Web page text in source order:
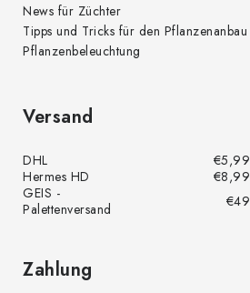
News für Züchter
Tipps und Tricks für den Pflanzenanbau
Pflanzenbeleuchtung
Versand
DHL
€5,99
Hermes HD
€8,99
GEIS -
Palettenversand
€49
Zahlung